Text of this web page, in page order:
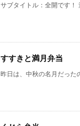
サブタイトル：全開です！
すすきと満月弁当
昨日は、中秋の名月だった